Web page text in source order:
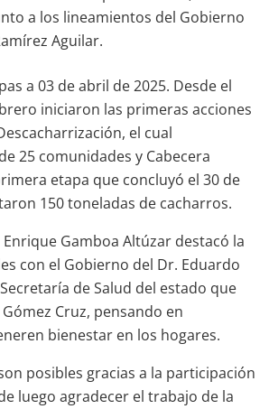
a los lineamientos del Gobierno
Aguilar.
a 03 de abril de 2025. Desde el
iniciaron las primeras acciones
el cual
25 comunidades y Cabecera
etapa que concluyó el 30 de
150 toneladas de cacharros.
Gamboa Altúzar destacó la
con el Gobierno del Dr. Eduardo
de Salud del estado que
Cruz, pensando en
bienestar en los hogares.
posibles gracias a la participación
luego agradecer el trabajo de la